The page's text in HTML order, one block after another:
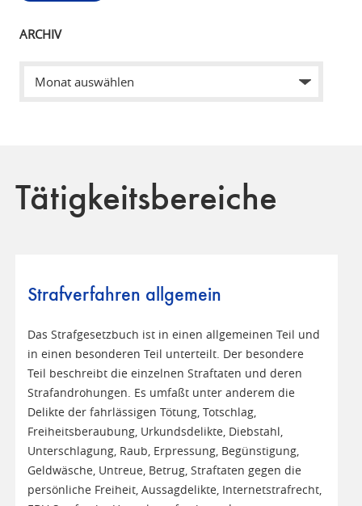
ARCHIV
Tätigkeitsbereiche
Strafverfahren allgemein
Das Strafgesetzbuch ist in einen allgemeinen Teil und
in einen besonderen Teil unterteilt. Der besondere
Teil beschreibt die einzelnen Straftaten und deren
Strafandrohungen. Es umfaßt unter anderem die
Delikte der fahrlässigen Tötung, Totschlag,
Freiheitsberaubung, Urkundsdelikte, Diebstahl,
Unterschlagung, Raub, Erpressung, Begünstigung,
Geldwäsche, Untreue, Betrug, Straftaten gegen die
persönliche Freiheit, Aussagdelikte, Internetstrafrecht,